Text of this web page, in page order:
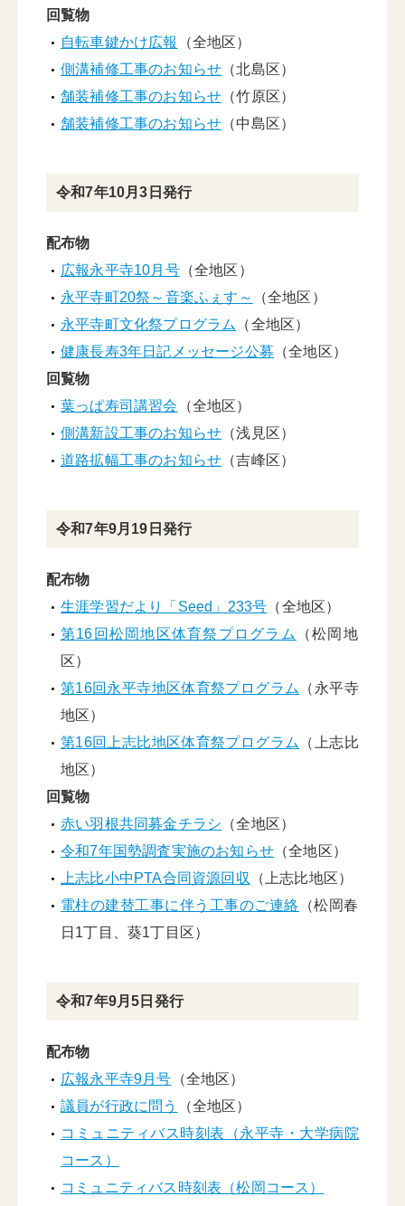
回覧物
自転車鍵かけ広報
（全地区）
側溝補修工事のお知らせ （北島区）
舗装補修工事のお知らせ （竹原区）
舗装補修工事のお知らせ （中島区）
令和7年10月3日発行
配布物
広報永平寺10月号（全地区）
永平寺町20祭～音楽ふぇす～
（全地区）
永平寺町文化祭プログラム
（全地区）
健康長寿3年日記メッセージ公募 （全地区）
回覧物
葉っぱ寿司講習会 （全地区）
側溝新設工事のお知らせ （浅見区）
道路拡幅工事のお知らせ （吉峰区）
令和7年9月19日発行
配布物
生涯学習だより「Seed」233号 （全地区）
第16回松岡地区体育祭プログラム
（松岡地
区）
第16回永平寺地区体育祭プログラム
（永平寺
地区）
第16回上志比地区体育祭プログラム
（上志比
地区）
回覧物
赤い羽根共同募金チラシ （全地区）
令和7年国勢調査実施のお知らせ （全地区）
上志比小中PTA合同資源回収
（上志比地区）
電柱の建替工事に伴う工事のご連絡 （松岡春
日1丁目、葵1丁目区）
令和7年9月5日発行
配布物
広報永平寺9月号 （全地区）
議員が行政に問う
（全地区）
コミュニティバス時刻表（永平寺・大学病院
コース）
コミュニティバス時刻表（松岡コース）